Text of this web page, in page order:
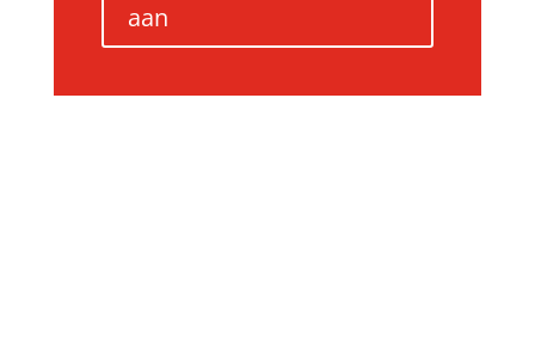
aan